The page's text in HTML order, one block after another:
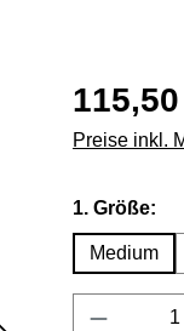
Preise inkl.
1. Größe:
Medium